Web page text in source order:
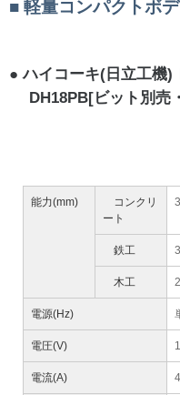
軽量コンパクトボ
ハイコーキ(日立工機)
DH18PB[ビット別売
能力(mm)
コンクリ
ート
鉄工
木工
電源(Hz)
電圧(V)
電流(A)